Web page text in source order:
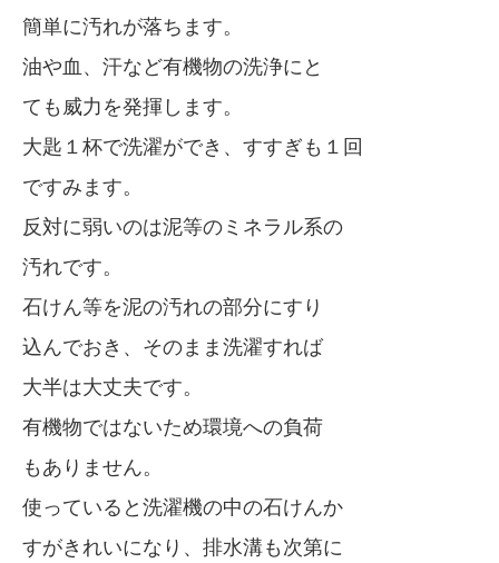
簡単に汚れが落ちます。
油や血、汗など有機物の洗浄にと
ても威力を発揮します。
大匙１杯で洗濯ができ、すすぎも１回
ですみます。
反対に弱いのは泥等のミネラル系の
汚れです。
石けん等を泥の汚れの部分にすり
込んでおき、そのまま洗濯すれば
大半は大丈夫です。
有機物ではないため環境への負荷
もありません。
使っていると洗濯機の中の石けんか
すがきれいになり、排水溝も次第に